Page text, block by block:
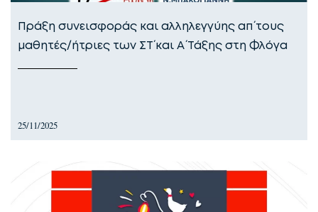
Πράξη συνεισφοράς και αλληλεγγύης απ΄ τους
μαθητές/ήτριες των ΣΤ΄ και Α΄ Τάξης στη Φλόγα
25/11/2025